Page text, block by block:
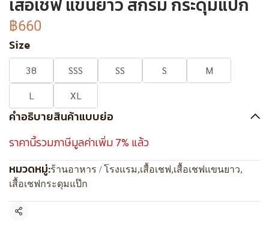
฿660
Size
38 SSS SS S
M
L
XL
คำอธิบายสินค้าแบบย่อ
ราคานี้รวมภาษีมูลค่าเพิ่ม 7% แล้ว
หมวดหมู่:ร้านอาหาร / โรงแรม,เสื้อเชฟ,เสื้อเชฟแขนยาว,
เสื้อเชฟกระดุมแป๊ก
แชร์